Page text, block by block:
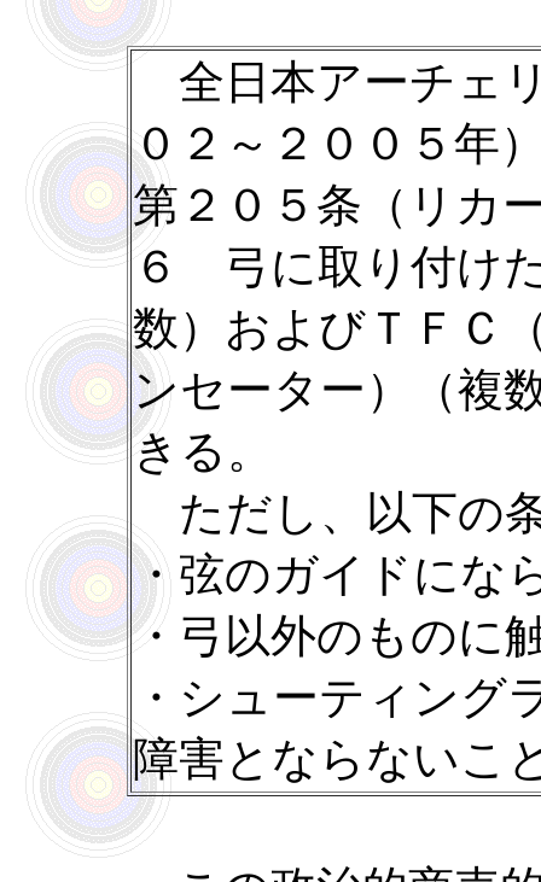
全日本アーチェ
０２～２００５年
第２０５条（リカ
６ 弓に取り付け
数）およびＴＦＣ
ンセーター）（複
きる。
ただし、以下の
・弦のガイドにな
・弓以外のものに
・シューティング
障害とならないこ